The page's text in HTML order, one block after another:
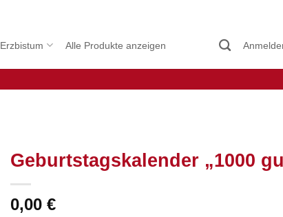
Erzbistum Alle Produkte anzeigen
Geburtstagskalender „1000
0,00 €